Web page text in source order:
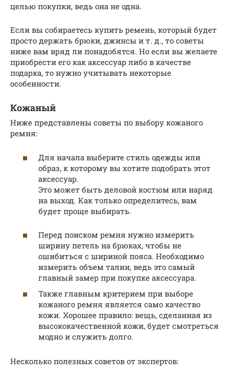
целью покупки, ведь она не одна.
Если вы собираетесь купить ремень, который будет
просто держать брюки, джинсы и т. д., то советы
ниже вам вряд ли понадобятся. Но если вы желаете
приобрести его как аксессуар либо в качестве
подарка, то нужно учитывать некоторые
особенности.
Кожаный
Ниже представлены советы по выбору кожаного
ремня:
Для начала выберите стиль одежды или
образ, к которому вы хотите подобрать этот
аксессуар.
Это может быть деловой костюм или наряд
на выход. Как только определитесь, вам
будет проще выбирать.
Перед поиском ремня нужно измерить
ширину петель на брюках, чтобы не
ошибиться с шириной пояса. Необходимо
измерить объем талии, ведь это самый
главный замер при покупке аксессуара.
Также главным критерием при выборе
кожаного ремня является само качество
кожи. Хорошее правило: вещь, сделанная из
высококачественной кожи, будет смотреться
модно и служить долго.
Несколько полезных советов от экспертов: